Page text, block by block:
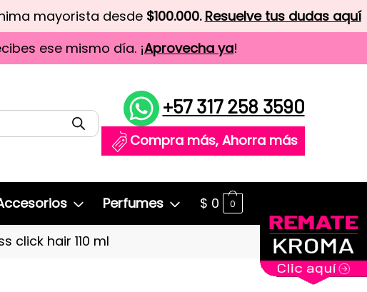
mayorista desde $100.000. Resuelve tus dudas aquí
ese mismo día. ¡Aprovecha ya!
+57 317 258 3590
Compra más, Ahorra más
Perfumes $ 0 0
click hair 110 ml